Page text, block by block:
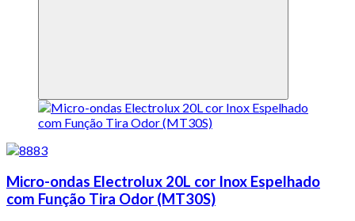
Micro-ondas Electrolux 20L cor Inox Espelhado
com Função Tira Odor (MT30S)